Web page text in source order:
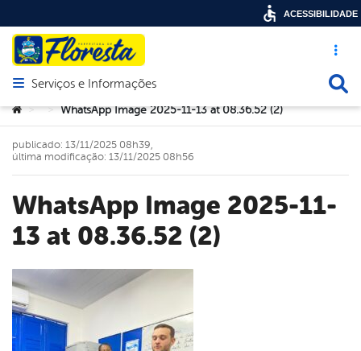
Acesso
Abrir menu principal de navegação
Serviços e Informações
Você está aqui:
> > WhatsApp Image 2025-11-13 at 08.36.52 (2)
WhatsApp Image 2025-11-
13 at 08.36.52 (2)
publicado: 13/11/2025 08h39,
última modificação: 13/11/2025 08h56
ACESSIBILIDADE